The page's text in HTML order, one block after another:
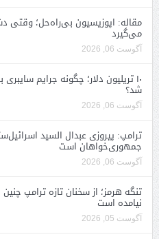
مقاله: اپوزیسیون بی‌راه‌حل؛ وقتی
می‌گیرد
آگوست 06, 2026
۱۰ تریلیون دلار؛ چگونه جرایم
شد؟
آگوست 06, 2026
ترامپ: پیروزی عبدال السید
جمهوری‌خواهان است
آگوست 06, 2026
تنگه هرمز؛ از سخنان تازه ترامپ
نیامده است
آگوست 05, 2026